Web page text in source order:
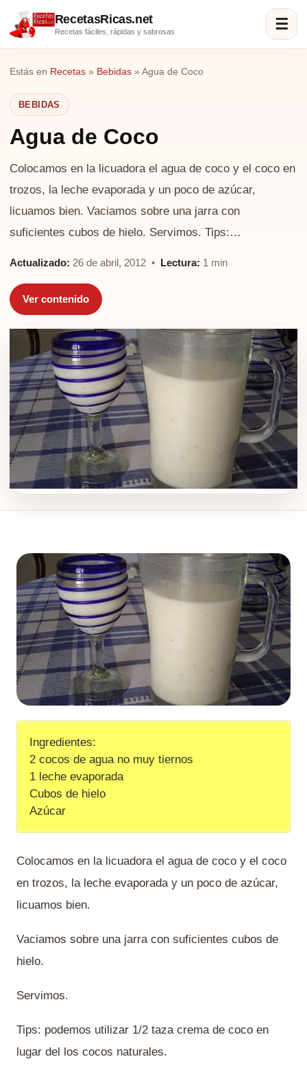
RecetasRicas.net
Recetas fáciles, rápidas y sabrosas ☰
Estás en Recetas » Bebidas » Agua de Coco
BEBIDAS
Agua de Coco
Colocamos en la licuadora el agua de coco y el coco en
trozos, la leche evaporada y un poco de azúcar,
licuamos bien. Vaciamos sobre una jarra con
suficientes cubos de hielo. Servimos. Tips:…
Actualizado: 26 de abril, 2012 • Lectura: 1 min
Ver contenido
Ingredientes:
2 cocos de agua no muy tiernos
1 leche evaporada
Cubos de hielo
Azúcar
Colocamos en la licuadora el agua de coco y el coco
en trozos, la leche evaporada y un poco de azúcar,
licuamos bien.
Vaciamos sobre una jarra con suficientes cubos de
hielo.
Servimos.
Tips: podemos utilizar 1/2 taza crema de coco en
lugar del los cocos naturales.